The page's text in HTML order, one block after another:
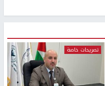
تصريحات خاصة